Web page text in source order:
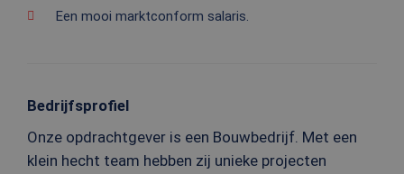
Een mooi marktconform salaris.
Bedrijfsprofiel
Onze opdrachtgever is een Bouwbedrijf. Met een
klein hecht team hebben zij unieke projecten